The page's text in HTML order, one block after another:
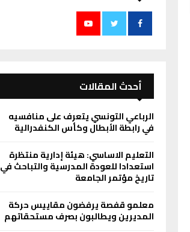
أحدث المقالات
الرباعي التونسي يتعرف على منافسيه
في رابطة الأبطال وكأس الكنفدرالية
التعليم الاساسي: هيئة إدارية منتظرة
استعدادا للعودة المدرسية والتباحث في
تاريخ مؤتمر الجامعة
معلمو قفصة يرفضون مقاييس حركة
المديرين ويطالبون بصرف مستحقاتهم